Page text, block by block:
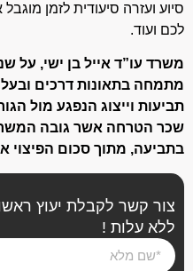
צור קשר לקבלת יעוץ
ללא עלות !
סיוע ועזרה סיעודית לזמן
לכם ועוד.
משרד עו”ד אייל בן ישי, על
מתמחה בתאונות דרכים ובעל
תביעות וייצוג הנפגע מול
שכר הטרחה אשר גובה
בתביעה, מתוך סכום הפיצוי